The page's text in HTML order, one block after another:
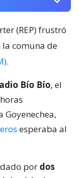
(REP) frustró
la comuna de
.
Bío Bío, el
Goyenechea,
esperaba al
por dos